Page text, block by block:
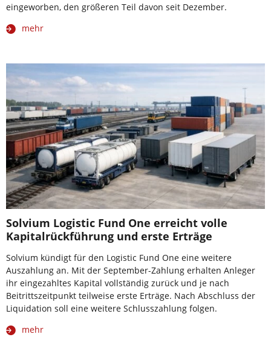
eingeworben, den größeren Teil davon seit Dezember.
mehr
Solvium Logistic Fund One erreicht volle
Kapitalrückführung und erste Erträge
Solvium kündigt für den Logistic Fund One eine weitere
Auszahlung an. Mit der September-Zahlung erhalten Anleger
ihr eingezahltes Kapital vollständig zurück und je nach
Beitrittszeitpunkt teilweise erste Erträge. Nach Abschluss der
Liquidation soll eine weitere Schlusszahlung folgen.
mehr